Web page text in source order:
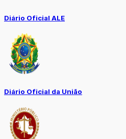
Diário Oficial ALE
Diário Oficial da União